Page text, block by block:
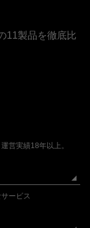
11製品を徹底比
営実績18年以上。
ービス